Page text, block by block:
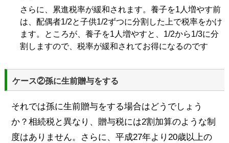
さらに、累進税率が緩和されます。養子を1人増やす前
は、配偶者1/2と子供1/2ずつに分割した上で税率をかけ
ます。ところが、養子を1人増やすと、1/2から1/3に分
割しますので、税率が緩和されてお得になるのです
ケース②孫に生前贈与をする
それでは孫に生前贈与をする場合はどうでしょう
か？相続税と異なり、贈与税には2割加算のような制
度はありません。さらに、平成27年より20歳以上の